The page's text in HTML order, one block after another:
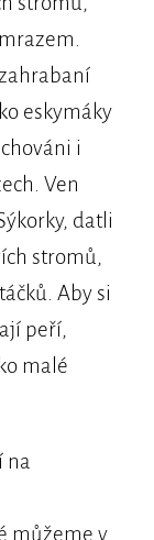
eskymáky
i
Ven
datli
stromů,
Aby si
peří,
malé
na
můžeme v